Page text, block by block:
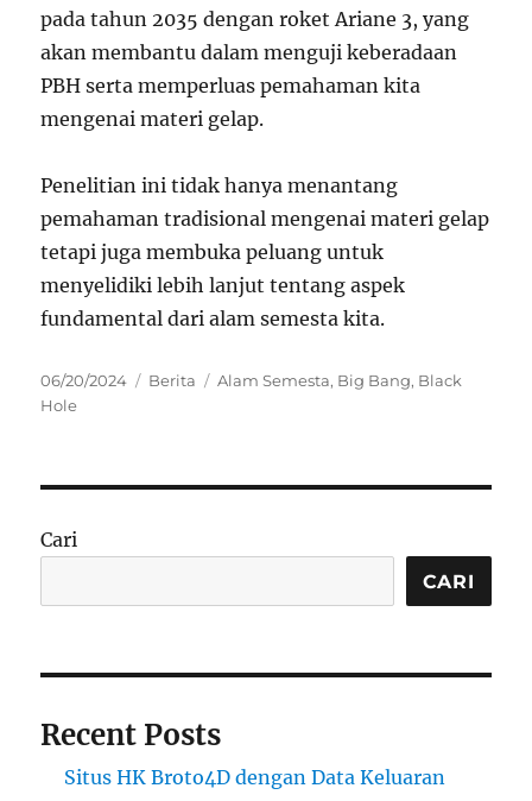
pada tahun 2035 dengan roket Ariane 3, yang
akan membantu dalam menguji keberadaan
PBH serta memperluas pemahaman kita
mengenai materi gelap.
Penelitian ini tidak hanya menantang
pemahaman tradisional mengenai materi gelap
tetapi juga membuka peluang untuk
menyelidiki lebih lanjut tentang aspek
fundamental dari alam semesta kita.
Posted
on
06/20/2024 Categories
Berita Tags
Alam Semesta, Big Bang, Black
Hole
Cari
CARI
Recent Posts
Situs HK Broto4D dengan Data Keluaran